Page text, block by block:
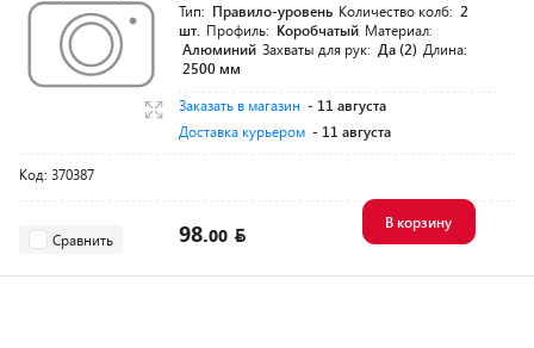
Тип: Правило-уровень Количество колб: 2
шт. Профиль: Коробчатый Материал:
Алюминий Захваты для рук: Да (2) Длина:
2500 мм
Заказать в магазин - 11 августа
Доставка курьером - 11 августа
Код: 370387
Сравнить 98.00
В корзину